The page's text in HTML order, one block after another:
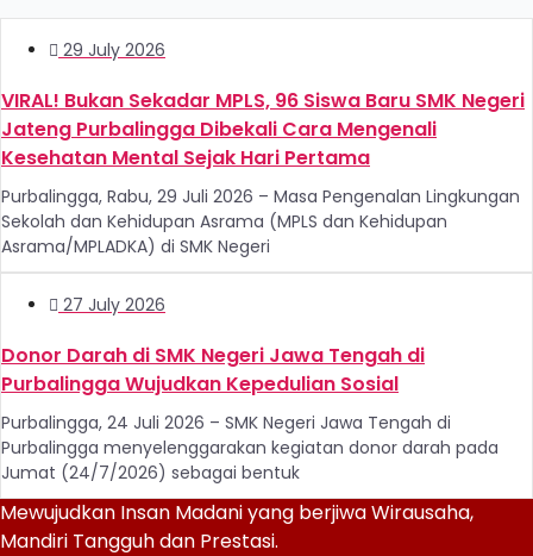
29 July 2026
VIRAL! Bukan Sekadar MPLS, 96 Siswa Baru SMK Negeri
Jateng Purbalingga Dibekali Cara Mengenali
Kesehatan Mental Sejak Hari Pertama
Purbalingga, Rabu, 29 Juli 2026 – Masa Pengenalan Lingkungan
Sekolah dan Kehidupan Asrama (MPLS dan Kehidupan
Asrama/MPLADKA) di SMK Negeri
27 July 2026
Donor Darah di SMK Negeri Jawa Tengah di
Purbalingga Wujudkan Kepedulian Sosial
Purbalingga, 24 Juli 2026 – SMK Negeri Jawa Tengah di
Purbalingga menyelenggarakan kegiatan donor darah pada
Jumat (24/7/2026) sebagai bentuk
Mewujudkan Insan Madani yang berjiwa Wirausaha,
Mandiri Tangguh dan Prestasi.